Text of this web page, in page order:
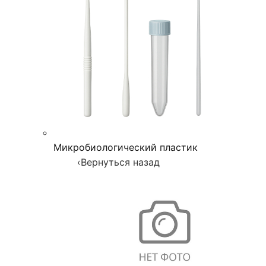
Микробиологический пластик
‹Вернуться назад